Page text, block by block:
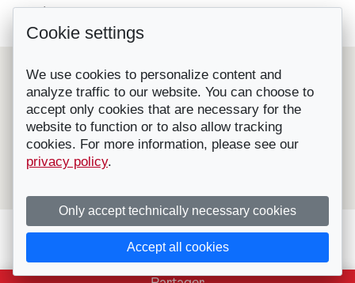
#SuisseFestive #1 L’événement...
Le Suisse Convention Bureau (SCIB) est une organisation
nationale à but non lucratif qui représente les principales
destinations et prestataires de congrès, séminaires et
incentives en Suisse.
Affilié à l'OT Suisse, il fournit gratuitement des conseils et
de l'aide pour l'organisation de congrès, convention,
séminaires, incentives, voyages RP etc. en Suisse.
Contactez-nous|
Cookie settings
We use cookies to personalize content and
analyze traffic to our website. You can choose to
accept only cookies that are necessary for the
website to function or to also allow tracking
cookies. For more information, please see our
privacy policy.
Only accept technically necessary cookies
Accept all cookies